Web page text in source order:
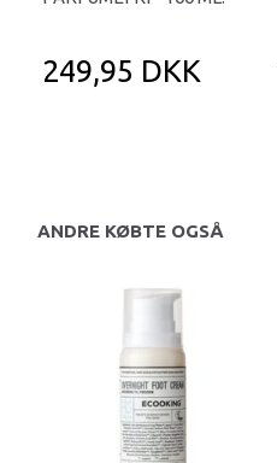
249,95 DKK
ANDRE KØBTE OGSÅ